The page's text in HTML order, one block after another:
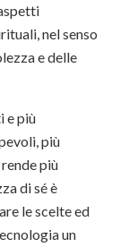
nel senso
e delle
e più
più
più
di sé è
le scelte ed
un